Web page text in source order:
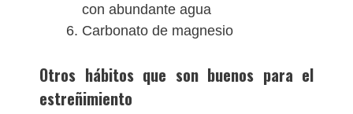
con abundante agua
Carbonato de magnesio
Otros hábitos que son buenos para el
estreñimiento